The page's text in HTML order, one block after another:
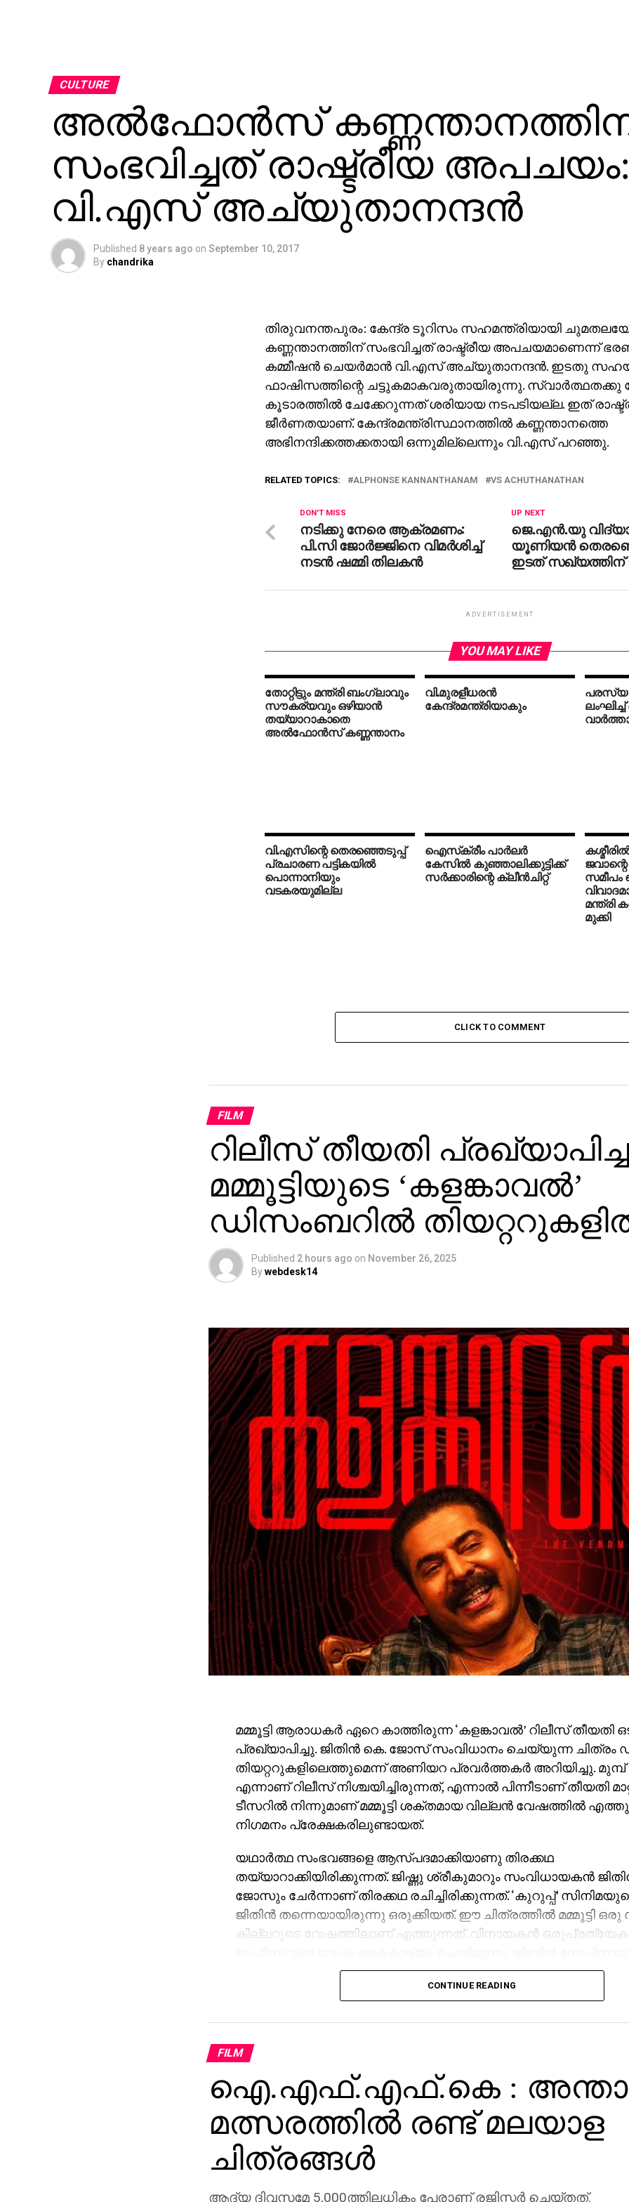
CULTURE
അല്‍ഫോന്‍സ്
സംഭവിച്ചത് രാഷ്ട്രീയ
വി.എസ് അച്യുതാനന്ദന്‍
Published 8 years ago on September 10, 2017
By chandrika
തിരുവനന്തപുരം: കേന്ദ്ര ടൂറിസം സഹമന്ത്രിയായി
കണ്ണന്താനത്തിന് സംഭവിച്ചത് രാഷ്ട്രീയ അപചയമാണെന്ന്
കമ്മീഷന്‍ ചെയര്‍മാന്‍ വി.എസ് അച്യുതാനന്ദന്‍. ഇടതു
ഫാഷിസത്തിന്റെ ചട്ടുകമാകവരുതായിരുന്നു. സ്വാര്‍ത്ഥതക്കു
കൂടാരത്തില്‍ ചേക്കേറുന്നത് ശരിയായ നടപടിയല്ല. ഇത്
ജീര്‍ണതയാണ്. കേന്ദ്രമന്ത്രിസ്ഥാനത്തില്‍ കണ്ണന്താനത്തെ
അഭിനന്ദിക്കത്തക്കതായി ഒന്നുമില്ലെന്നും വി.എസ് പറഞ്ഞു.
RELATED TOPICS: ALPHONSE KANNANTHANAM VS ACHUTHANATHAN
UP NEXT
ജെ.എന്‍.യു
യൂണിയന്‍
ഇടത് സഖ്യത്തിന്
DON'T MISS
നടിക്കു നേരെ ആക്രമണം:
പി.സി ജോര്‍ജ്ജിനെ വിമര്‍ശിച്ച്
നടന്‍ ഷമ്മി തിലകന്‍
ADVERTISEMENT
YOU MAY LIKE
തോറ്റിട്ടും മന്ത്രി ബംഗ്ലാവും
സൗകര്യവും ഒഴിയാന്‍
തയ്യാറാകാതെ
അല്‍ഫോന്‍സ് കണ്ണന്താനം
വി.മുരളീധരന്‍
കേന്ദ്രമന്ത്രിയാകും
പരസ്യ
വി.എസിന്റെ തെരഞ്ഞെടുപ്പ്
പ്രചാരണ പട്ടികയില്‍
പൊന്നാനിയും
വടകരയുമില്ല
ഐസ്‌ക്രീം പാര്‍ലര്‍
കേസില്‍ കുഞ്ഞാലിക്കുട്ടിക്ക്
സര്‍ക്കാരിന്റെ ക്ലീന്‍ചിറ്റ്
മന്ത്രി
മുക്കി
CLICK TO COMMENT
FILM
റിലീസ് തീയതി
മമ്മൂട്ടിയുടെ ‘കളങ്കാവല്‍’
ഡിസംബറില്‍
Published 2 hours ago on November 26, 2025
Bywebdesk14
മമ്മൂട്ടി ആരാധകര്‍ ഏറെ കാത്തിരുന്ന ‘കളങ്കാവല്‍’ റിലീസ് തീയതി
പ്രഖ്യാപിച്ചു. ജിതിന്‍ കെ. ജോസ് സംവിധാനം ചെയ്യുന്ന ചിത്രം
തിയറ്ററുകളിലെത്തുമെന്ന് അണിയറ പ്രവര്‍ത്തകര്‍ അറിയിച്ചു. മുമ്പ്
എന്നാണ് റിലീസ് നിശ്ചയിച്ചിരുന്നത്, എന്നാല്‍ പിന്നീടാണ് തീയതി
ടീസറില്‍ നിന്നുമാണ് മമ്മൂട്ടി ശക്തമായ വില്ലന്‍ വേഷത്തില്‍
നിഗമനം പ്രേക്ഷകരിലുണ്ടായത്.
യഥാര്‍ത്ഥ സംഭവങ്ങളെ ആസ്പദമാക്കിയാണു തിരക്കഥ
തയ്യാറാക്കിയിരിക്കുന്നത്. ജിഷ്ണു ശ്രീകുമാറും സംവിധായകന്‍
ജോസും ചേര്‍ന്നാണ് തിരക്കഥ രചിച്ചിരിക്കുന്നത്. ‘കുറുപ്പ്’
ജിതിന്‍ തന്നെയായിരുന്നു ഒരുക്കിയത്. ഈ ചിത്രത്തില്‍ മമ്മൂട്ടി ഒരു
കില്ലറുടെ വേഷത്തിലാണ് എത്തുന്നത്. വിനായകന്‍
കഥാപാത്രമായി അഭിനയിക്കുന്നു.
CONTINUE READING
FILM
ഐ.എഫ്.എഫ്.കെ :
മത്സരത്തില്‍ രണ്ട് മലയാള
ചിത്രങ്ങള്‍
ആദ്യ ദിവസമേ 5,000ത്തിലധികം പേരാണ് രജിസ്റ്റര്‍ ചെയ്തത്.